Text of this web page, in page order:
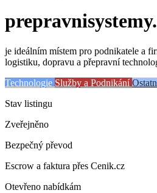
prepravnisystemy
je ideálním místem pro podnikatele a
logistiku, dopravu a přepravní
Technologie Služby a Podnikání
Stav listingu
Zveřejněno
Bezpečný převod
Escrow a faktura přes Cenik.cz
Otevřeno nabídkám